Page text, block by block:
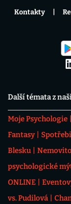
Další témata z
Moje Psychologie
Fantasy
Blesku
psychologické
ONLINE
vs. Pudilová
Kontakty